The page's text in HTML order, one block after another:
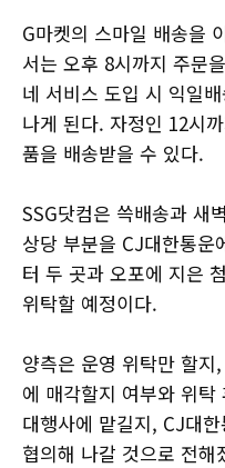
G마켓의 스마일 배송을
서는 오후 8시까지 주문
네 서비스 도입 시 익일
나게 된다. 자정인 12시
품을 배송받을 수 있다.
SSG닷컴은 쓱배송과 새
상당 부분을 CJ대한통운
터 두 곳과 오포에 지은
위탁할 예정이다.
양측은 운영 위탁만 할
에 매각할지 여부와 위
대행사에 맡길지, CJ대
협의해 나갈 것으로 전해